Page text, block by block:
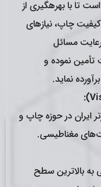
تا با بهره­گیری از
کیفیت چاپ، نیازهای
مسائل
نموده و
نماید.
):
ايران در حوزه چاپ و
مغناطیسی.
به بالاترین سطح